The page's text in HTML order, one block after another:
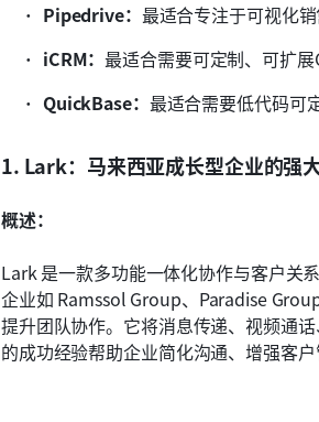
Pipedrive： 最适合专注于可视化
iCRM：最适合需要可定制、可扩展
QuickBase： 最适合需要低代码可
1. Lark：马来西亚成长型企业的强
概述：
Lark 是一款多功能一体化协作与客户关
企业如 Ramssol Group、Paradise
提升团队协作。它将消息传递、视频通
的成功经验帮助企业简化沟通、增强客户